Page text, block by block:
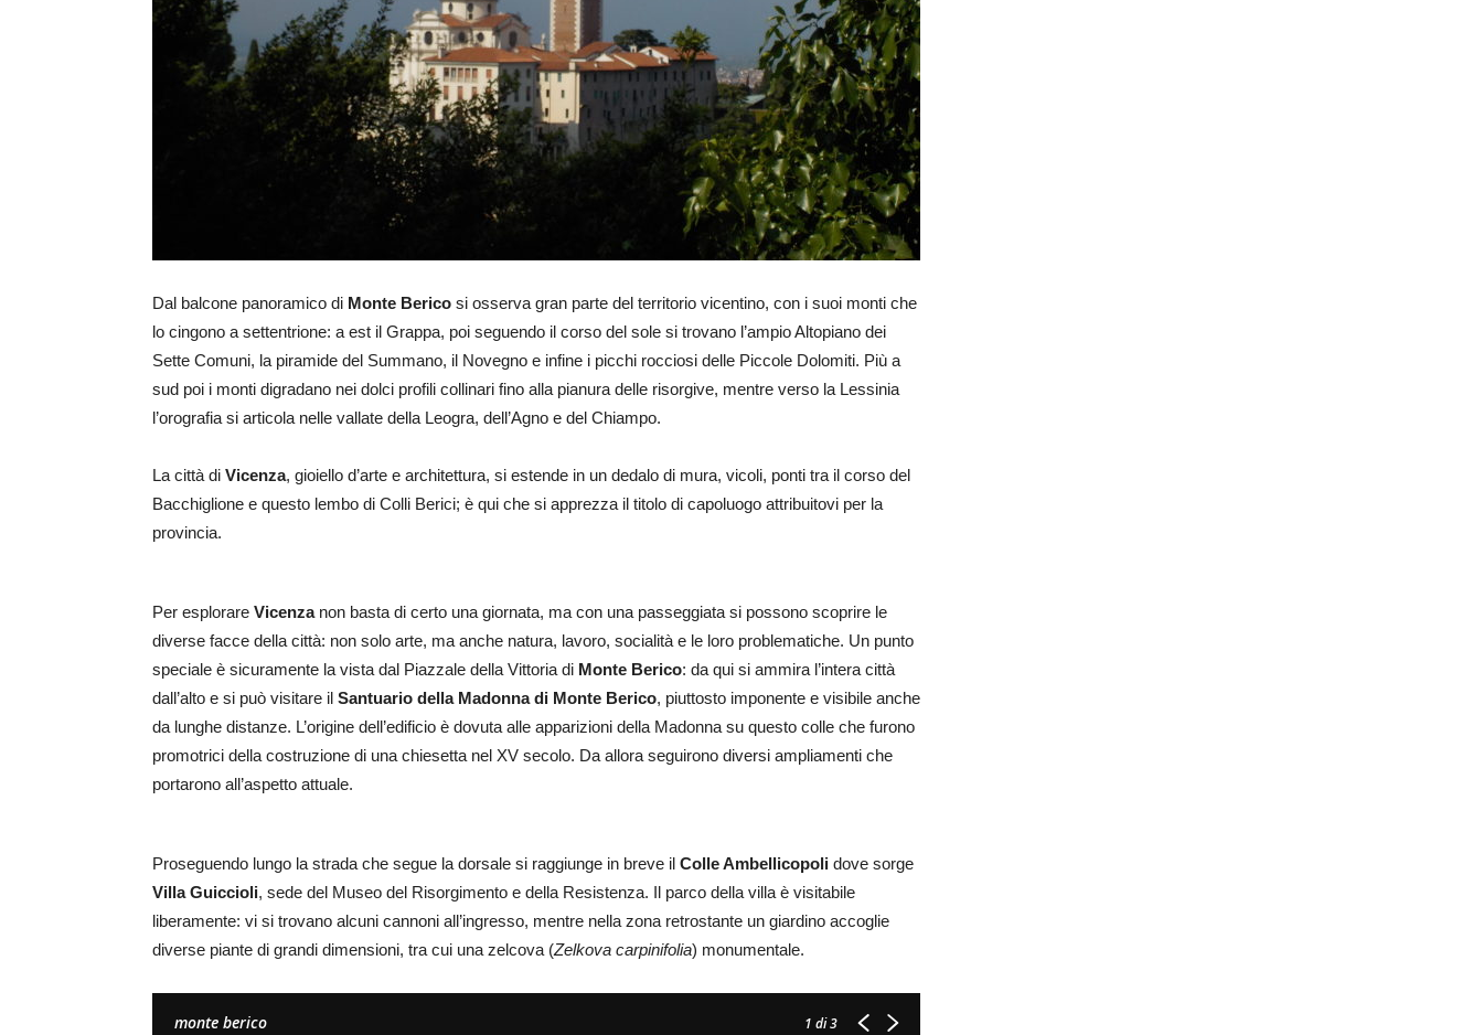
Dal balcone panoramico di Monte Berico si osserva gran parte del territorio vicentino, con i suoi monti che
lo cingono a settentrione: a est il Grappa, poi seguendo il corso del sole si trovano l’ampio Altopiano dei
Sette Comuni, la piramide del Summano, il Novegno e infine i picchi rocciosi delle Piccole Dolomiti. Più a
sud poi i monti digradano nei dolci profili collinari fino alla pianura delle risorgive, mentre verso la Lessinia
l’orografia si articola nelle vallate della Leogra, dell’Agno e del Chiampo.
La città di Vicenza, gioiello d’arte e architettura, si estende in un dedalo di mura, vicoli, ponti tra il corso del
Bacchiglione e questo lembo di Colli Berici; è qui che si apprezza il titolo di capoluogo attribuitovi per la
provincia.
Per esplorare Vicenzanon basta di certo una giornata, ma con una passeggiata si possono scoprire le
diverse facce della città: non solo arte, ma anche natura, lavoro, socialità e le loro problematiche. Un punto
speciale è sicuramente la vista dal Piazzale della Vittoria di Monte Berico: da qui si ammira l’intera città
dall’alto e si può visitare il Santuario della Madonna di Monte Berico, piuttosto imponente e visibile anche
da lunghe distanze. L’origine dell’edificio è dovuta alle apparizioni della Madonna su questo colle che furono
promotrici della costruzione di una chiesetta nel XV secolo. Da allora seguirono diversi ampliamenti che
portarono all’aspetto attuale.
Proseguendo lungo la strada che segue la dorsale si raggiunge in breve il Colle Ambellicopoli dove sorge
Villa Guiccioli, sede del Museo del Risorgimento e della Resistenza. Il parco della villa è visitabile
liberamente: vi si trovano alcuni cannoni all’ingresso, mentre nella zona retrostante un giardino accoglie
diverse piante di grandi dimensioni, tra cui una zelcova (Zelkova carpinifolia) monumentale.
monte berico 1 di 3